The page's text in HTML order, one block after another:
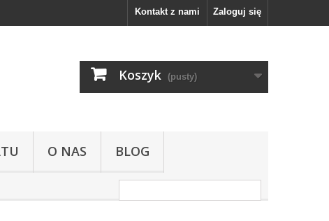
Zaloguj się
Kontakt z nami
Koszyk (pusty)
O NAS BLOG